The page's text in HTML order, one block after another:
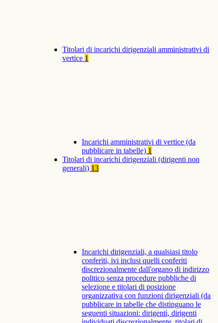
Titolari di incarichi dirigenziali amministrativi di
vertice 1
Incarichi amministrativi di vertice (da
pubblicare in tabelle) 1
Titolari di incarichi dirigenziali (dirigenti non
generali) 13
Incarichi dirigenziali, a qualsiasi titolo
conferiti, ivi inclusi quelli conferiti
discrezionalmente dall'organo di indirizzo
politico senza procedure pubbliche di
selezione e titolari di posizione
organizzativa con funzioni dirigenziali (da
pubblicare in tabelle che distinguano le
seguenti situazioni: dirigenti, dirigenti